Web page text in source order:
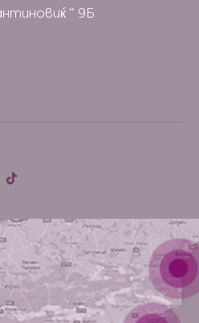
“ 9Б